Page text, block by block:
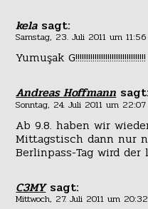
kela sagt:
Samstag, 23. Juli 2011 um
Yumuşak G!!!!!!!!!!!!!!!!!!!!!!!!!!!!!!!!!
Andreas Hoffmann sagt:
Sonntag, 24. Juli 2011 um
Ab 9.8. haben wir
Mittagstisch dann nur
Berlinpass-Tag wird
C3MY sagt:
Mittwoch, 27. Juli 2011 um